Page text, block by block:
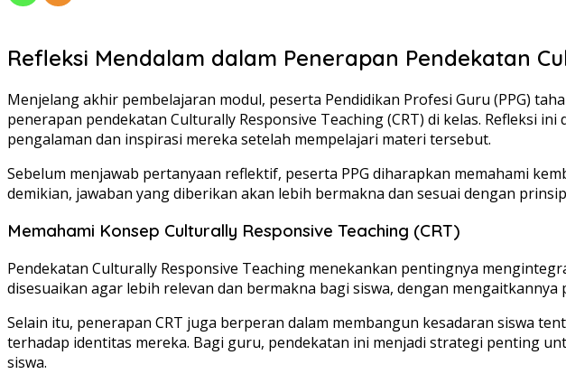
Refleksi Mendalam dalam Penerapan Pendekatan
Menjelang akhir pembelajaran modul, peserta Pendidikan Profesi Guru (PPG)
penerapan pendekatan Culturally Responsive Teaching (CRT) di kelas. Refleksi
pengalaman dan inspirasi mereka setelah mempelajari materi tersebut.
Sebelum menjawab pertanyaan reflektif, peserta PPG diharapkan memahami
demikian, jawaban yang diberikan akan lebih bermakna dan sesuai dengan
Memahami Konsep Culturally Responsive Teaching (CRT)
Pendekatan Culturally Responsive Teaching menekankan pentingnya
disesuaikan agar lebih relevan dan bermakna bagi siswa, dengan
Selain itu, penerapan CRT juga berperan dalam membangun kesadaran siswa
terhadap identitas mereka. Bagi guru, pendekatan ini menjadi strategi penting
siswa.